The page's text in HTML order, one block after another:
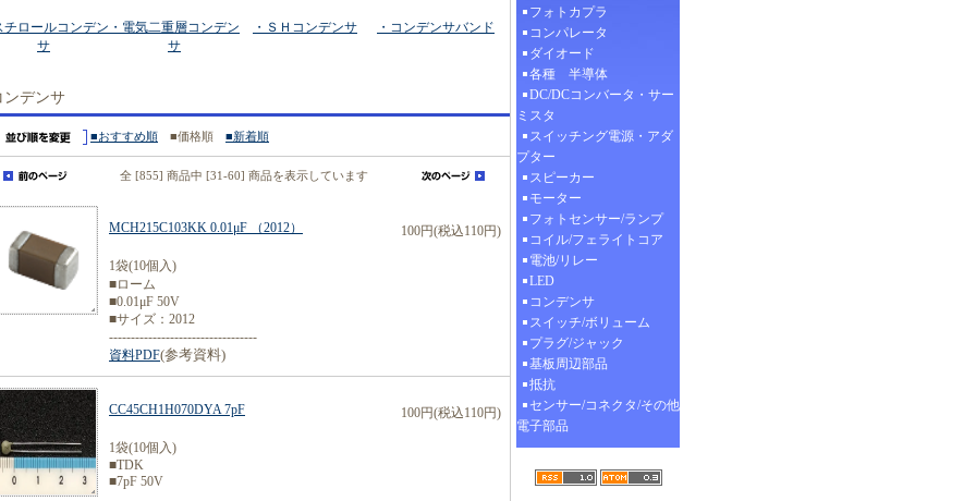
チロールコンデン
サ
・電気二重層コンデン
サ
・ＳＨコンデンサ ・コンデンサバンド
ンデンサ
■おすすめ順 ■価格順 ■新着順
全 [855] 商品中 [31-60] 商品を表示しています
MCH215C103KK 0.01μF （2012） 100円(税込110円)
1袋(10個入)
■ローム
■0.01μF 50V
■サイズ：2012
----------------------------------
資料PDF(参考資料)
CC45CH1H070DYA 7pF 100円(税込110円)
1袋(10個入)
■TDK
■7pF 50V
フォトカプラ
コンパレータ
ダイオード
各種 半導体
DC/DCコンバータ・サー
ミスタ
スイッチング電源・アダ
プター
スピーカー
モーター
フォトセンサー/ランプ
コイル/フェライトコア
電池/リレー
LED
コンデンサ
スイッチ/ボリューム
プラグ/ジャック
基板周辺部品
抵抗
センサー/コネクタ/その他
電子部品